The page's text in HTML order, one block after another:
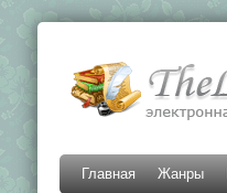
Главная Жанры